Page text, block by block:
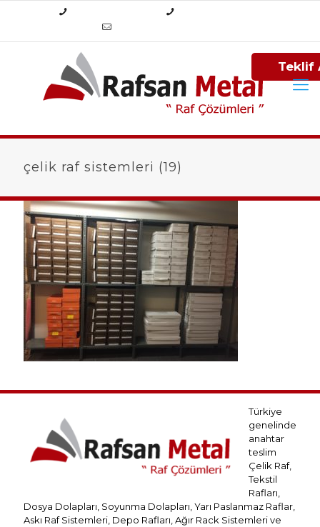
Teklif
çelik raf sistemleri (19)
Türkiye
genelinde
anahtar
teslim
Çelik Raf,
Tekstil
Rafları,
Dosya Dolapları, Soyunma Dolapları, Yarı Paslanmaz Raflar,
Askı Raf Sistemleri, Depo Rafları, Ağır Rack Sistemleri ve